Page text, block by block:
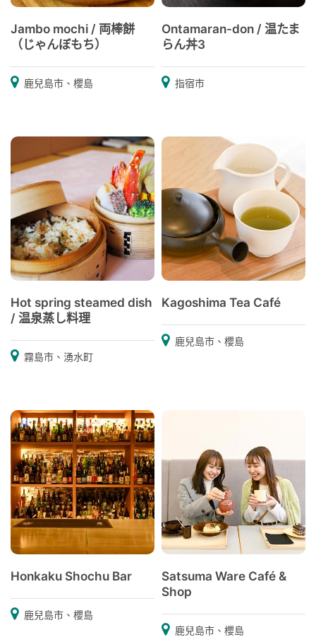
Jambo mochi / 両棒餅
（じゃんぼもち）
鹿兒島市、櫻島
Ontamaran-don / 温たま
らん丼3
指宿市
Hot spring steamed dish
/ 温泉蒸し料理
霧島市、湧水町
Kagoshima Tea Café
鹿兒島市、櫻島
Honkaku Shochu Bar
鹿兒島市、櫻島
Satsuma Ware Café &
Shop
鹿兒島市、櫻島